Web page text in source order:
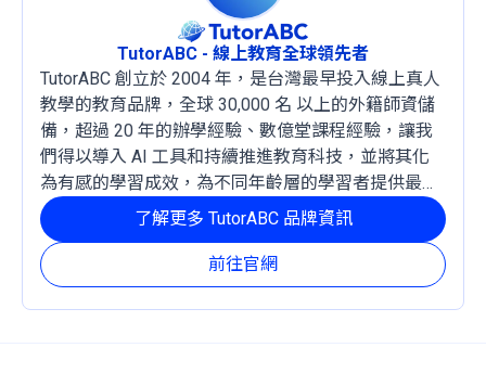
TutorABC - 線上教育全球領先者
TutorABC 創立於 2004 年，是台灣最早投入線上真人
教學的教育品牌，全球 30,000 名 以上的外籍師資儲
備，超過 20 年的辦學經驗、數億堂課程經驗，讓我
們得以導入 AI 工具和持續推進教育科技，並將其化
為有感的學習成效，為不同年齡層的學習者提供最穩
定且有效的成長路徑。
前往官網
了解更多 TutorABC 品牌資訊